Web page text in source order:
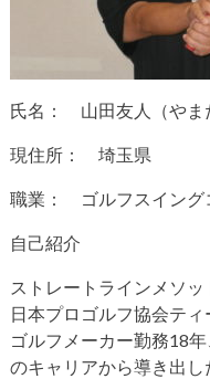
氏名： 山田友人（やま
現住所： 埼玉県
職業： ゴルフスイング
自己紹介
ストレートラインメソ
日本プロゴルフ協会テ
ゴルフメーカー勤務18
のキャリアから導き出